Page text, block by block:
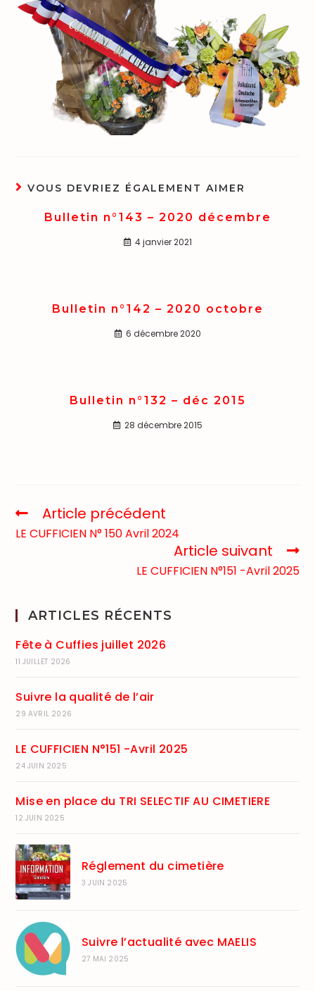
VOUS DEVRIEZ ÉGALEMENT AIMER
Bulletin n°143 – 2020 décembre
4 janvier 2021
Bulletin n°142 – 2020 octobre
6 décembre 2020
Bulletin n°132 – déc 2015
28 décembre 2015
Article précédent
LE CUFFICIEN N° 150 Avril 2024
Article suivant
LE CUFFICIEN N°151 -Avril 2025
ARTICLES RÉCENTS
Fête à Cuffies juillet 2026
11 JUILLET 2026
Suivre la qualité de l’air
29 AVRIL 2026
LE CUFFICIEN N°151 -Avril 2025
24 JUIN 2025
Mise en place du TRI SELECTIF AU CIMETIERE
12 JUIN 2025
Réglement du cimetière
3 JUIN 2025
Suivre l’actualité avec MAELIS
27 MAI 2025